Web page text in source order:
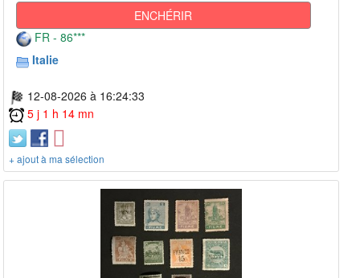
ENCHÉRIR
FR - 86***
Italie
12-08-2026 à 16:24:33
5 j 1 h 14 mn
+ ajout à ma sélection